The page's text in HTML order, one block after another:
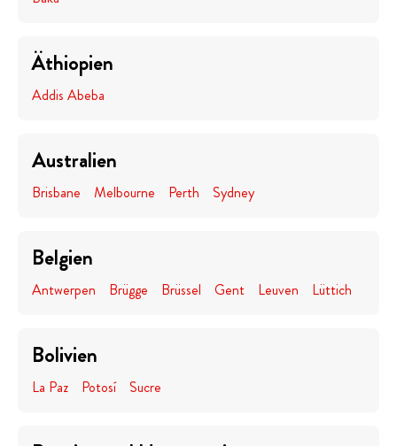
Äthiopien
Addis Abeba
Australien
Brisbane Melbourne Perth Sydney
Belgien
Antwerpen Brügge Brüssel Gent Leuven Lüttich
Bolivien
La Paz Potosí Sucre